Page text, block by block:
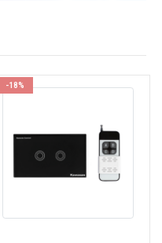
-18%